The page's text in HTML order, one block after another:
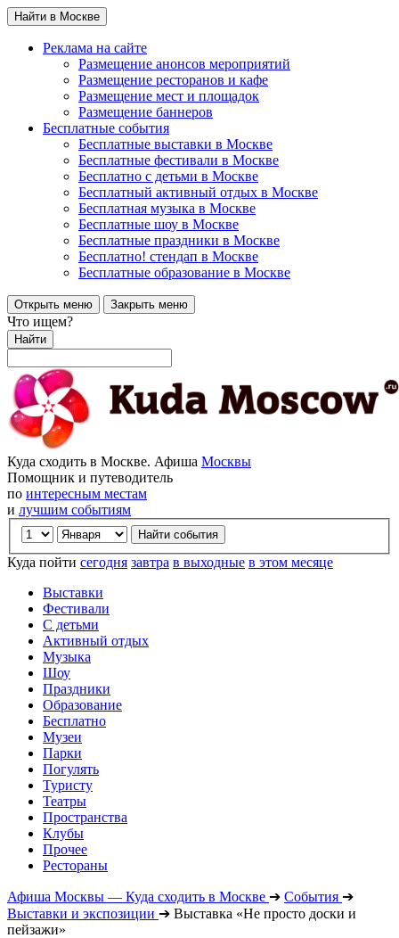
Найти в Москве
Реклама на сайте
Размещение анонсов мероприятий
Размещение ресторанов и кафе
Размещение мест и площадок
Размещение баннеров
Бесплатные события
Бесплатные выставки в Москве
Бесплатные фестивали в Москве
Бесплатно с детьми в Москве
Бесплатный активный отдых в Москве
Бесплатная музыка в Москве
Бесплатные шоу в Москве
Бесплатные праздники в Москве
Бесплатно! стендап в Москве
Бесплатные образование в Москве
Открыть меню Закрыть меню
Что ищем?
Найти
Куда сходить в Москве. Афиша Москвы
Помощник и путеводитель
по интересным местам
и лучшим событиям
Куда пойти сегодня завтра в выходные в этом месяце
Выставки
Фестивали
С детьми
Активный отдых
Музыка
Шоу
Праздники
Образование
Бесплатно
Музеи
Парки
Погулять
Туристу
Театры
Пространства
Клубы
Прочее
Рестораны
Афиша Москвы — Куда сходить в Москве ➔ События ➔
Выставки и экспозиции ➔ Выставка «Не просто доски и
пейзажи»